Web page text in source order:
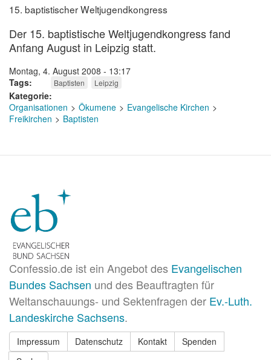
15. baptistischer Weltjugendkongress
Der 15. baptistische Weltjugendkongress fand
Anfang August in Leipzig statt.
Montag, 4. August 2008 - 13:17
Tags
Baptisten Leipzig
Kategorie
Organisationen
Ökumene
Evangelische Kirchen
Freikirchen
Baptisten
Confessio.de ist ein Angebot des Evangelischen
Bundes Sachsen und des Beauftragten für
Weltanschauungs- und Sektenfragen der Ev.-Luth.
Landeskirche Sachsens.
Impressum Datenschutz Kontakt
Spenden